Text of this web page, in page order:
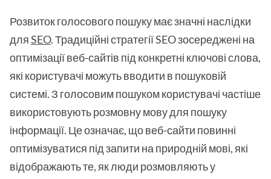
Розвиток голосового пошуку має значні наслідки
дляSEO. Традиційні стратегії SEO зосереджені на
оптимізації веб-сайтів під конкретні ключові слова,
які користувачі можуть вводити в пошуковій
системі. З голосовим пошуком користувачі частіше
використовують розмовну мову для пошуку
інформації. Це означає, що веб-сайти повинні
оптимізуватися під запити на природній мові, які
відображають те, як люди розмовляють у